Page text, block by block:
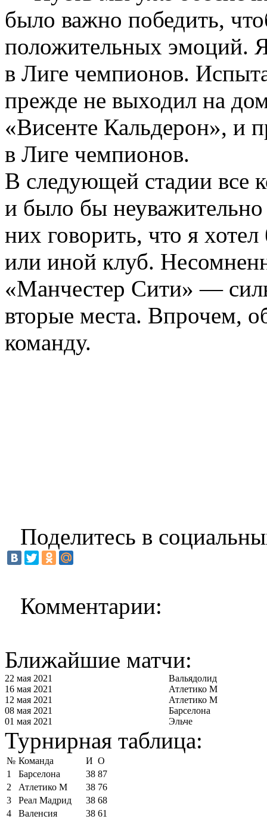
было важно победить,
положительных эмоций.
в Лиге чемпионов.
прежде не выходил на
«Висенте Кальдерон», и
в Лиге чемпионов.
В следующей стадии все
и было бы
них говорить, что я
или иной клуб.
«Манчестер Сити» —
вторые места. Впрочем,
команду.
Поделитесь в
Комментарии:
Ближайшие матчи:
22 мая 2021
Вальядолид
16 мая 2021
Атлетико М
12 мая 2021
Атлетико М
08 мая 2021
Барселона
01 мая 2021
Эльче
Турнирная таблица:
№ Команда И О
1
Барселона 38 87
2
Атлетико М 38 76
3
Реал Мадрид 38 68
4
Валенсия 38 61